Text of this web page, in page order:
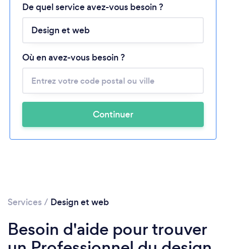
Chargement...
Veuillez patienter...
De quel service avez-vous besoin ?
Où en avez-vous besoin ?
Continuer
Services / Design et web
Besoin d'aide pour trouver